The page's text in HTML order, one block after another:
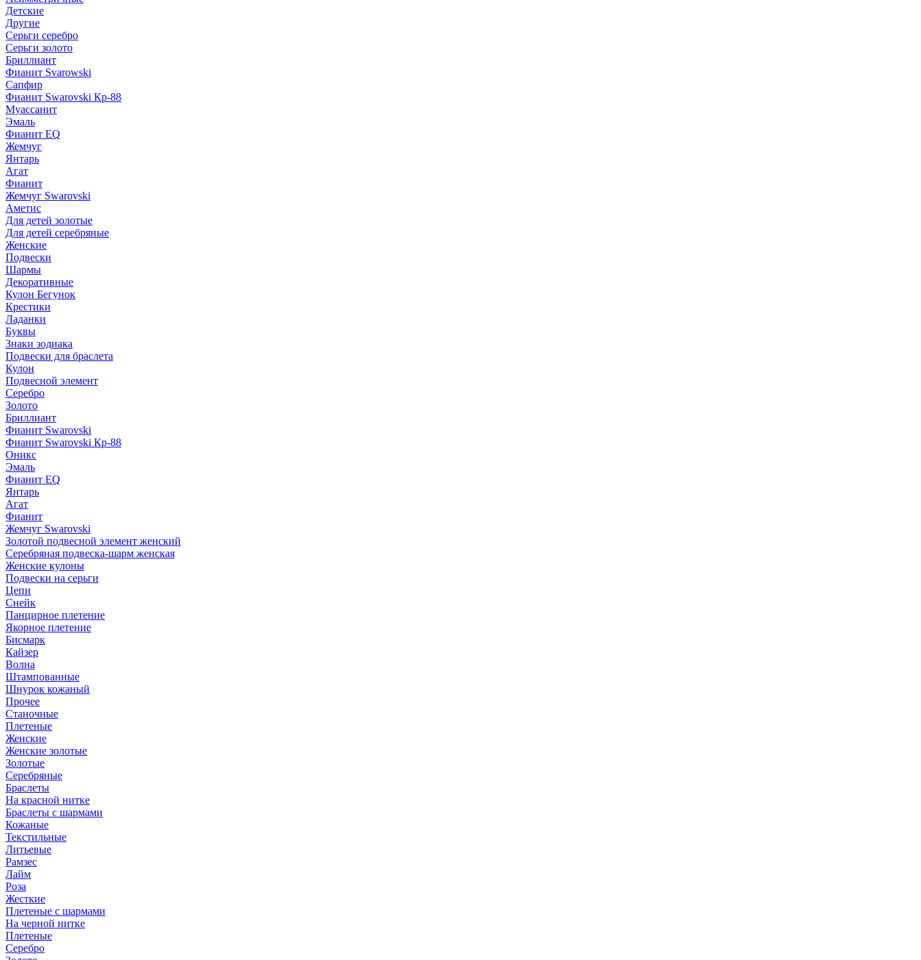
Детские
Другие
Серьги серебро
Серьги золото
Бриллиант
Фианит Svarowski
Сапфир
Фианит Swarovski Кр-88
Муассанит
Эмаль
Фианит EQ
Жемчуг
Янтарь
Агат
Фианит
Жемчуг Swarovski
Аметис
Для детей золотые
Для детей серебряные
Женские
Подвески
Шармы
Декоративные
Кулон Бегунок
Крестики
Ладанки
Буквы
Знаки зодиака
Подвески для браслета
Кулон
Подвесной элемент
Серебро
Золото
Бриллиант
Фианит Swarovski
Фианит Swarovski Кр-88
Оникс
Эмаль
Фианит EQ
Янтарь
Агат
Фианит
Жемчуг Swarovski
Золотой подвесной элемент женcкий
Серебряная подвеска-шарм женская
Женские кулоны
Подвески на серьги
Цепи
Снейк
Панцирное плетение
Якорное плетение
Бисмарк
Кайзер
Волна
Штампованные
Шнурок кожаный
Прочее
Станочные
Плетеные
Женские
Женские золотые
Золотые
Серебряные
Браслеты
На красной нитке
Браслеты с шармами
Кожаные
Текстильные
Литьевые
Рамзес
Лайм
Роза
Жесткие
Плетеные с шармами
На черной нитке
Плетеные
Серебро